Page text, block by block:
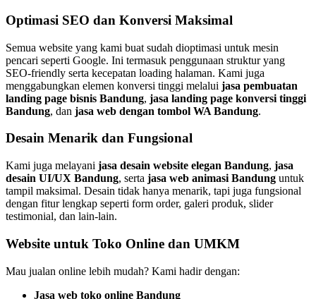
Optimasi SEO dan Konversi Maksimal
Semua website yang kami buat sudah dioptimasi untuk mesin
pencari seperti Google. Ini termasuk penggunaan struktur yang
SEO-friendly serta kecepatan loading halaman. Kami juga
menggabungkan elemen konversi tinggi melalui jasa pembuatan
landing page bisnis Bandung, jasa landing page konversi tinggi
Bandung, dan jasa web dengan tombol WA Bandung.
Desain Menarik dan Fungsional
Kami juga melayani jasa desain website elegan Bandung, jasa
desain UI/UX Bandung, serta jasa web animasi Bandung untuk
tampil maksimal. Desain tidak hanya menarik, tapi juga fungsional
dengan fitur lengkap seperti form order, galeri produk, slider
testimonial, dan lain-lain.
Website untuk Toko Online dan UMKM
Mau jualan online lebih mudah? Kami hadir dengan:
Jasa web toko online Bandung